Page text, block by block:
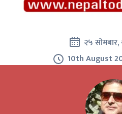
२५
10th August